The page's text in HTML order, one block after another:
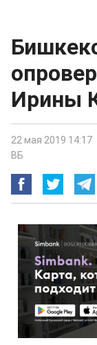
Ирины
22 мая 2019 14:17
ВБ